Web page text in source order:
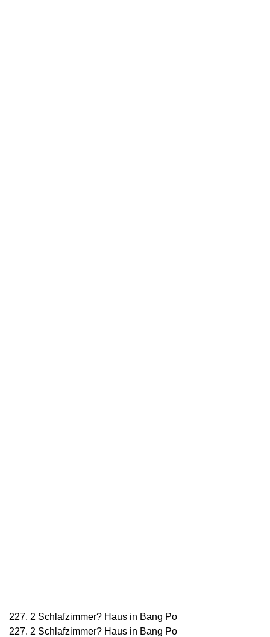
227. 2 Schlafzimmer? Haus in Bang Po
227. 2 Schlafzimmer? Haus in Bang Po